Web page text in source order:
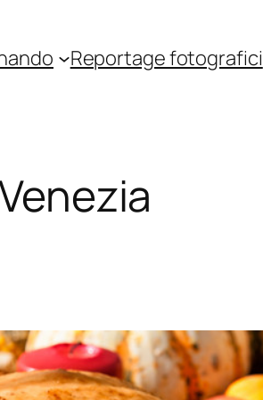
Reportage fotografici